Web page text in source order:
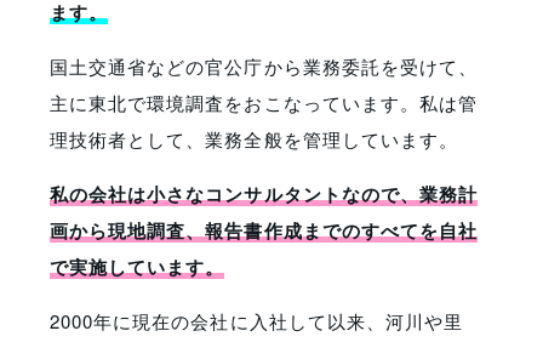
ます。
国土交通省などの官公庁から業務委託を受けて、
主に東北で環境調査をおこなっています。私は管
理技術者として、業務全般を管理しています。
私の会社は小さなコンサルタントなので、業務計
画から現地調査、報告書作成までのすべてを自社
で実施しています。
2000年に現在の会社に入社して以来、河川や里